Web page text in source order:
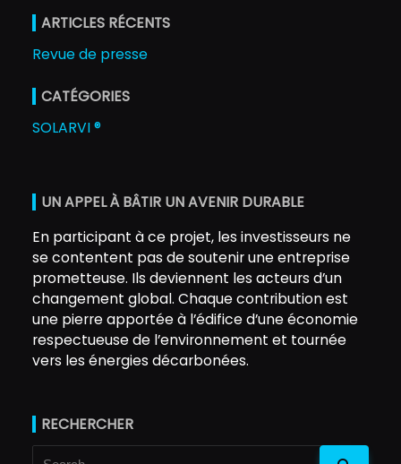
ARTICLES RÉCENTS
Revue de presse
CATÉGORIES
SOLARVI ®
UN APPEL À BÂTIR UN AVENIR DURABLE
En participant à ce projet, les investisseurs ne
se contentent pas de soutenir une entreprise
prometteuse. Ils deviennent les acteurs d’un
changement global. Chaque contribution est
une pierre apportée à l’édifice d’une économie
respectueuse de l’environnement et tournée
vers les énergies décarbonées.
RECHERCHER
Search